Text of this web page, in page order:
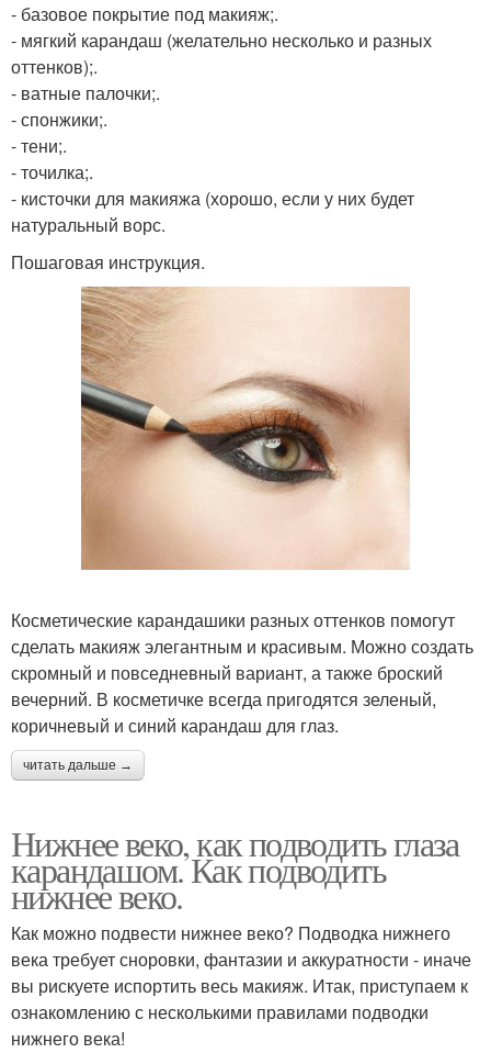
- базовое покрытие под макияж;.
- мягкий карандаш (желательно несколько и разных
оттенков);.
- ватные палочки;.
- спонжики;.
- тени;.
- точилка;.
- кисточки для макияжа (хорошо, если у них будет
натуральный ворс.
Пошаговая инструкция.
Косметические карандашики разных оттенков помогут
сделать макияж элегантным и красивым. Можно создать
скромный и повседневный вариант, а также броский
вечерний. В косметичке всегда пригодятся зеленый,
коричневый и синий карандаш для глаз.
читать дальше →
Нижнее веко, как подводить глаза
карандашом. Как подводить
нижнее веко.
Как можно подвести нижнее веко? Подводка нижнего
века требует сноровки, фантазии и аккуратности - иначе
вы рискуете испортить весь макияж. Итак, приступаем к
ознакомлению с несколькими правилами подводки
нижнего века!